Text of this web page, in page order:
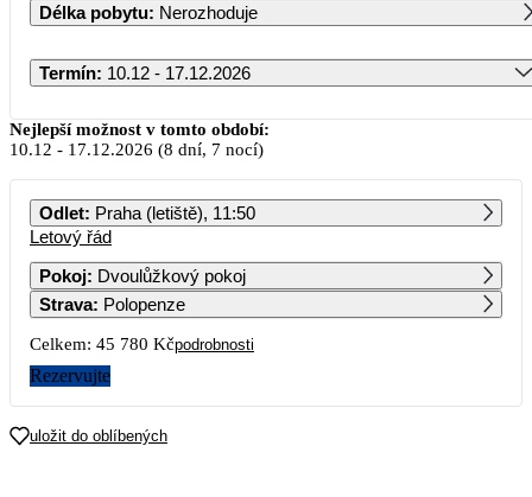
Délka pobytu: Nerozhoduje
Termín: 10.12 - 17.12.2026
Prosinec 2026
PO ÚT ST ČT PÁ SO NE
7 8
21
Nejlepší možnost v tomto období:
10.12 - 17.12.2026 (8 dní, 7 nocí)
Odlet: Praha (letiště), 11:50
Letový řád
Pokoj: Dvoulůžkový pokoj
Strava: Polopenze
Celkem: 45 780 Kčpodrobnosti
Rezervujte
uložit do oblíbených